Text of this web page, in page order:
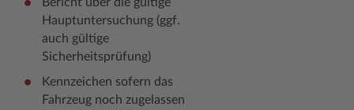
Woche der Seelischen Gesundheit
#MeinStormarn
Karrieretag
Zahlen, Daten, Fakten
Hauptuntersuchung (ggf.
auch gültige
Sicherheitsprüfung)
Kennzeichen sofern das
Fahrzeug noch zugelassen